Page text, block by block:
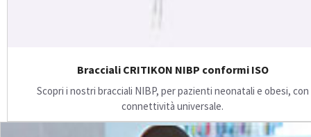
Bracciali CRITIKON NIBP conformi ISO
Scopri i nostri bracciali NIBP, per pazienti neonatali e obesi, con
connettività universale.